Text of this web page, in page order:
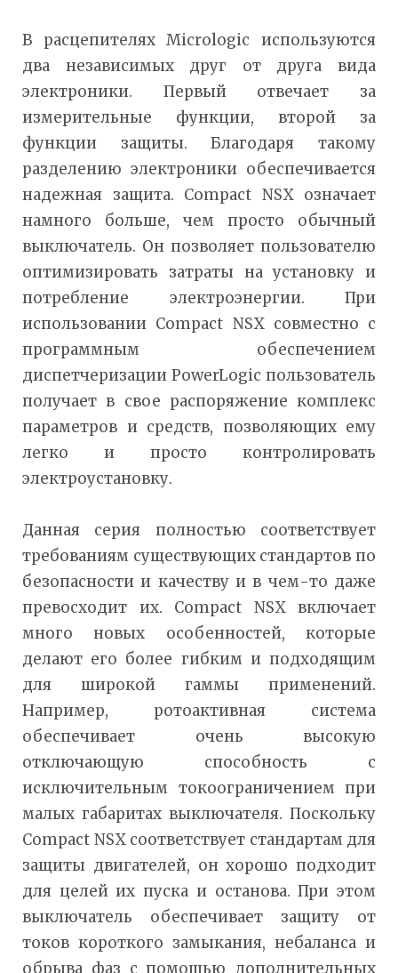
В расцепителях Micrologic используются
два независимых друг от друга вида
электроники. Первый отвечает за
измерительные функции, второй за
функции защиты. Благодаря такому
разделению электроники обеспечивается
надежная защита. Compact NSX означает
намного больше, чем просто обычный
выключатель. Он позволяет пользователю
оптимизировать затраты на установку и
потребление электроэнергии. При
использовании Compact NSX совместно с
программным обеспечением
диспетчеризации PowerLogic пользователь
получает в свое распоряжение комплекс
параметров и средств, позволяющих ему
легко и просто контролировать
электроустановку.
Данная серия полностью соответствует
требованиям существующих стандартов по
безопасности и качеству и в чем-то даже
превосходит их. Compact NSX включает
много новых особенностей, которые
делают его более гибким и подходящим
для широкой гаммы применений.
Например, ротоактивная система
обеспечивает очень высокую
отключающую способность с
исключительным токоограничением при
малых габаритах выключателя. Поскольку
Compact NSX соответствует стандартам для
защиты двигателей, он хорошо подходит
для целей их пуска и останова. При этом
выключатель обеспечивает защиту от
токов короткого замыкания, небаланса и
обрыва фаз с помощью дополнительных